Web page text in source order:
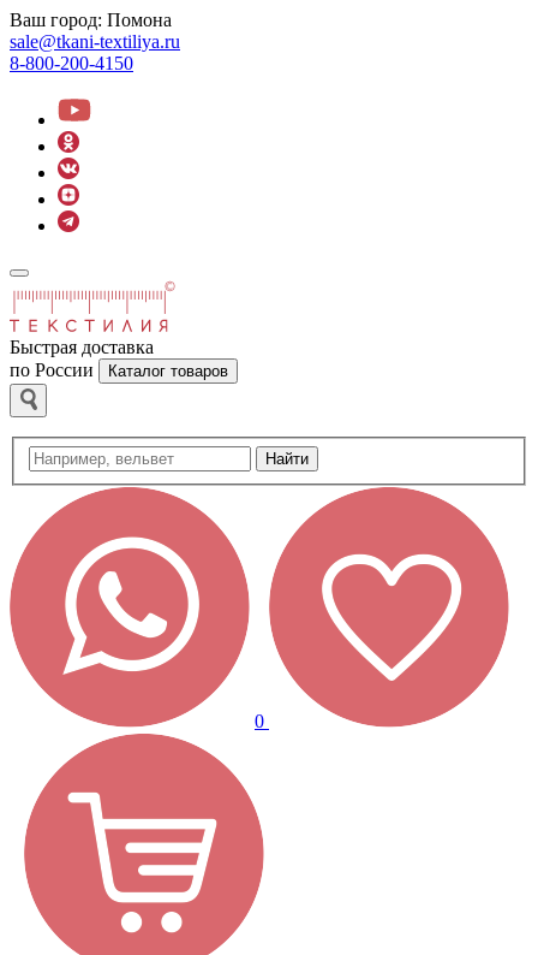
Ваш город: Помона
sale@tkani-textiliya.ru
8-800-200-4150
Быстрая доставка
по России
Каталог товаров
Найти
0